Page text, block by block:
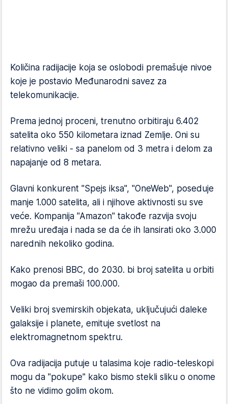
Količina radijacije koja se oslobodi premašuje nivoe
koje je postavio Međunarodni savez za
telekomunikacije.
Prema jednoj proceni, trenutno orbitiraju 6.402
satelita oko 550 kilometara iznad Zemlje. Oni su
relativno veliki - sa panelom od 3 metra i delom za
napajanje od 8 metara.
Glavni konkurent "Spejs iksa", "OneWeb", poseduje
manje 1.000 satelita, ali i njihove aktivnosti su sve
veće. Kompanija "Amazon" takođe razvija svoju
mrežu uređaja i nada se da će ih lansirati oko 3.000
narednih nekoliko godina.
Kako prenosi BBC, do 2030. bi broj satelita u orbiti
mogao da premaši 100.000.
Veliki broj svemirskih objekata, uključujući daleke
galaksije i planete, emituje svetlost na
elektromagnetnom spektru.
Ova radijacija putuje u talasima koje radio-teleskopi
mogu da "pokupe" kako bismo stekli sliku o onome
što ne vidimo golim okom.